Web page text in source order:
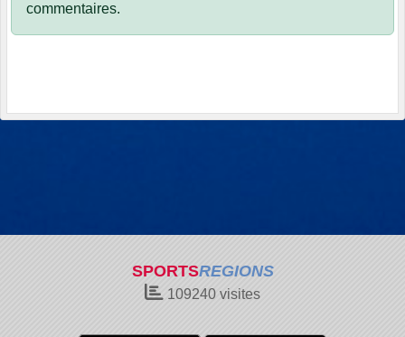
commentaires.
SPORTSREGIONS
109240 visites